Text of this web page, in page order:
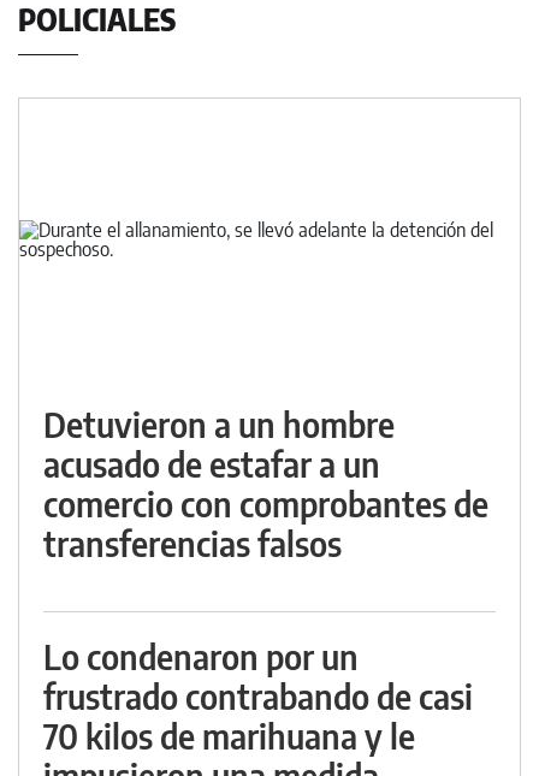
POLICIALES
Detuvieron a un hombre
acusado de estafar a un
comercio con comprobantes de
transferencias falsos
Lo condenaron por un
frustrado contrabando de casi
70 kilos de marihuana y le